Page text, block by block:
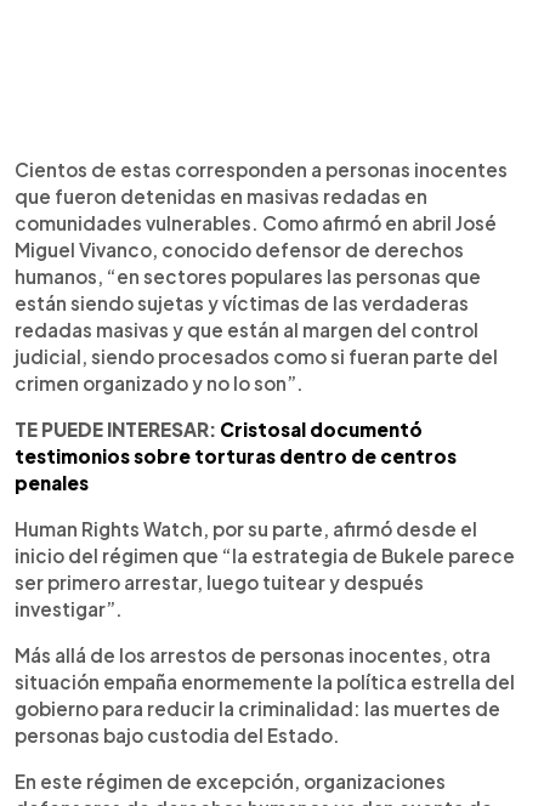
Cientos de estas corresponden a personas inocentes
que fueron detenidas en masivas redadas en
comunidades vulnerables. Como afirmó en abril José
Miguel Vivanco, conocido defensor de derechos
humanos, “en sectores populares las personas que
están siendo sujetas y víctimas de las verdaderas
redadas masivas y que están al margen del control
judicial, siendo procesados como si fueran parte del
crimen organizado y no lo son”.
TE PUEDE INTERESAR: Cristosal documentó
testimonios sobre torturas dentro de centros
penales
Human Rights Watch, por su parte, afirmó desde el
inicio del régimen que “la estrategia de Bukele parece
ser primero arrestar, luego tuitear y después
investigar”.
Más allá de los arrestos de personas inocentes, otra
situación empaña enormemente la política estrella del
gobierno para reducir la criminalidad: las muertes de
personas bajo custodia del Estado.
En este régimen de excepción, organizaciones